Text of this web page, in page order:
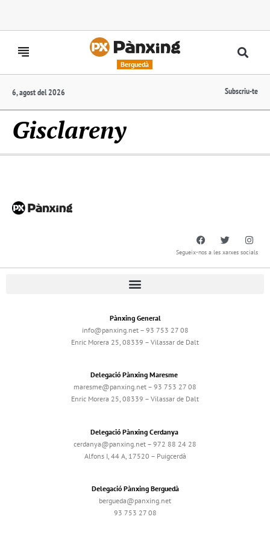
Berguedà
6, agost del 2026 Subscriu-te
Gisclareny
Segueix-nos a les xarxes socials
Pànxing General
info@panxing.net – 93 753 27 08
Enric Morera 25, 08339 – Vilassar de Dalt
Delegació Pànxing Maresme
maresme@panxing.net – 93 753 27 08
Enric Morera 25, 08339 – Vilassar de Dalt
Delegació Pànxing Cerdanya
cerdanya@panxing.net – 972 88 24 28
Alfons I, 44 A, 17520 – Puigcerdà
Delegació Pànxing Berguedà
bergueda@panxing.net
93 753 27 08